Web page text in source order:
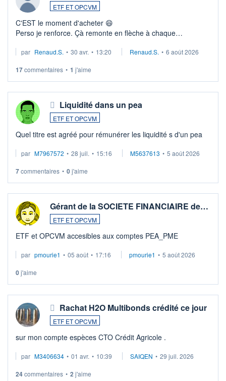
ETF ET OPCVM
C'EST le moment d'acheter 😄​
Perso je renforce. Çà remonte en flèche à chaque
Investissement long terme tip top pour sa retraite.
par Renaud.S. • 30 avr. • 13:20 Renaud.S. • 6 août 2026
17commentaires • 1 j'aime
Liquidité dans un pea
ETF ET OPCVM
Quel titre est agréé pour rémunérer les liquidité s d'un pea
par M7967572 • 28 juil. • 15:16 M5637613 • 5 août 2026
7commentaires • 0j'aime
Gérant de la SOCIETE FINANCIAIRE de…
ETF ET OPCVM
ETF et OPCVM accesibles aux comptes PEA_PME
par pmourie1 • 05 août • 17:16 pmourie1 • 5 août 2026
0j'aime
Rachat H2O Multibonds crédité ce jour
ETF ET OPCVM
sur mon compte espèces CTO Crédit Agricole .
par M3406634 • 01 avr. • 10:39 SAIQEN • 29 juil. 2026
24commentaires • 2 j'aime